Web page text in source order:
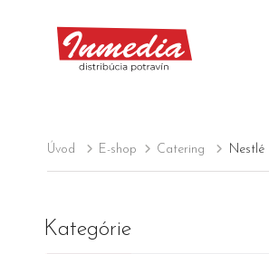
Úvod E-shop Catering Nestlé
Kategórie